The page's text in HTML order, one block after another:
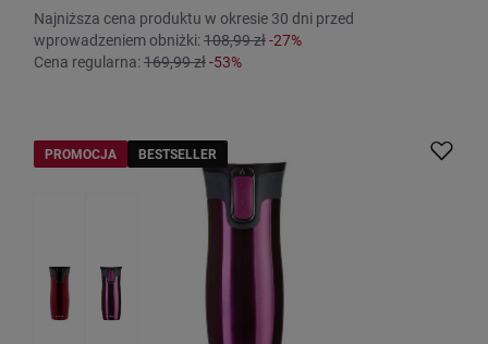
Najniższa cena produktu w okresie 30 dni przed
wprowadzeniem obniżki:108,99 zł-27%
Cena regularna:169,99 zł-53%
PROMOCJA BESTSELLER